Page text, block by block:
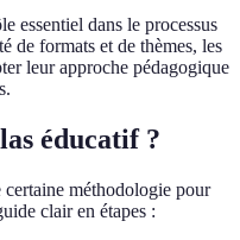
essentiel dans le processus
de formats et de thèmes, les
leur approche pédagogique
éducatif ?
méthodologie pour
clair en étapes :